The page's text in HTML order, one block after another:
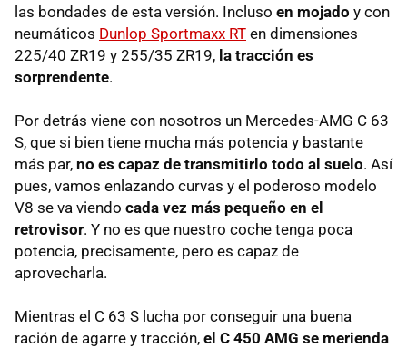
las bondades de esta versión. Incluso en mojado y con
neumáticos Dunlop Sportmaxx RT en dimensiones
225/40 ZR19 y 255/35 ZR19, la tracción es
sorprendente.
Por detrás viene con nosotros un Mercedes-AMG C 63
S, que si bien tiene mucha más potencia y bastante
más par, no es capaz de transmitirlo todo al suelo. Así
pues, vamos enlazando curvas y el poderoso modelo
V8 se va viendo cada vez más pequeño en el
retrovisor. Y no es que nuestro coche tenga poca
potencia, precisamente, pero es capaz de
aprovecharla.
Mientras el C 63 S lucha por conseguir una buena
ración de agarre y tracción, el C 450 AMG se merienda